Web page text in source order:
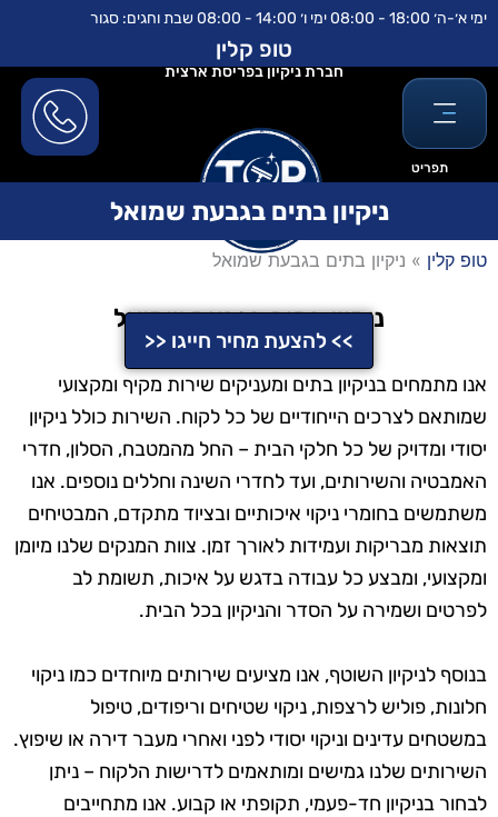
לתוכן
דילוג
ימי א׳-ה׳ 18:00 - 08:00 ימי ו׳ 14:00 - 08:00 שבת וחגים: סגור
תפריט
טופ קלין
חברת ניקיון בפריסת ארצית
ניקיון בתים בגבעת שמואל
טופ קלין » ניקיון בתים בגבעת שמואל
ניקיון בתים בגבעת שמואל
>> להצעת מחיר חייגו <<
אנו מתמחים בניקיון בתים ומעניקים שירות מקיף ומקצועי
שמותאם לצרכים הייחודיים של כל לקוח. השירות כולל ניקיון
יסודי ומדויק של כל חלקי הבית – החל מהמטבח, הסלון, חדרי
האמבטיה והשירותים, ועד לחדרי השינה וחללים נוספים. אנו
משתמשים בחומרי ניקוי איכותיים ובציוד מתקדם, המבטיחים
תוצאות מבריקות ועמידות לאורך זמן. צוות המנקים שלנו מיומן
ומקצועי, ומבצע כל עבודה בדגש על איכות, תשומת לב
לפרטים ושמירה על הסדר והניקיון בכל הבית.
בנוסף לניקיון השוטף, אנו מציעים שירותים מיוחדים כמו ניקוי
חלונות, פוליש לרצפות, ניקוי שטיחים וריפודים, טיפול
במשטחים עדינים וניקוי יסודי לפני ואחרי מעבר דירה או שיפוץ.
השירותים שלנו גמישים ומותאמים לדרישות הלקוח – ניתן
לבחור בניקיון חד-פעמי, תקופתי או קבוע. אנו מתחייבים